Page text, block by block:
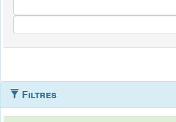
Filtres